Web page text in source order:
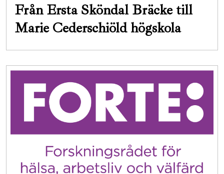
Från Ersta Sköndal Bräcke till
Marie Cederschiöld högskola